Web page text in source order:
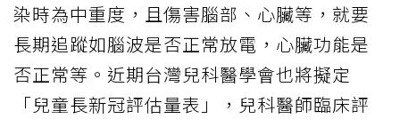
染時為中重度，且傷害腦部、心臟等，就要
長期追蹤如腦波是否正常放電，心臟功能是
否正常等。近期台灣兒科醫學會也將擬定
「兒童長新冠評估量表」，兒科醫師臨床評